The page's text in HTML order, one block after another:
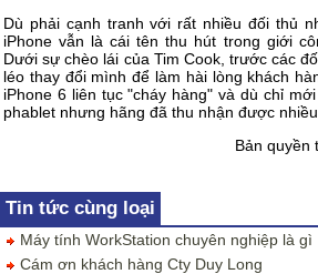
Dù phải cạnh tranh với rất nhiều đối thủ
iPhone vẫn là cái tên thu hút trong giới
Dưới sự chèo lái của Tim Cook, trước các
léo thay đổi mình để làm hài lòng khách
iPhone 6 liên tục "cháy hàng" và dù chỉ
phablet nhưng hãng đã thu nhận được
Bản quyền
Tin tức cùng loại
Máy tính WorkStation chuyên nghiệp là gì
Cám ơn khách hàng Cty Duy Long